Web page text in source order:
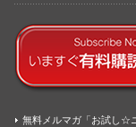
無料メルマガ「お試し☆